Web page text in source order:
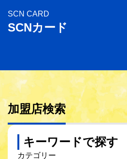
ケーブルテレビ
インターネット
固定電話
SCNガス
SCN CARD
SCNカード
加盟店検索
キーワードで探す
カテゴリー